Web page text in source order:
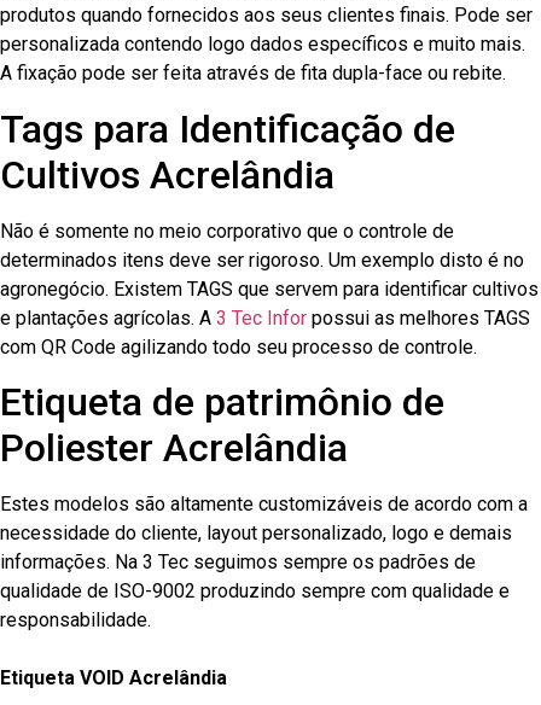
produtos quando fornecidos aos seus clientes finais. Pode ser
personalizada contendo logo dados específicos e muito mais.
A fixação pode ser feita através de fita dupla-face ou rebite.
Tags para Identificação de
Cultivos Acrelândia
Não é somente no meio corporativo que o controle de
determinados itens deve ser rigoroso. Um exemplo disto é no
agronegócio. Existem TAGS que servem para identificar cultivos
e plantações agrícolas. A 3 Tec Infor possui as melhores TAGS
com QR Code agilizando todo seu processo de controle.
Etiqueta de patrimônio de
Poliester Acrelândia
Estes modelos são altamente customizáveis de acordo com a
necessidade do cliente, layout personalizado, logo e demais
informações. Na 3 Tec seguimos sempre os padrões de
qualidade de ISO-9002 produzindo sempre com qualidade e
responsabilidade.
Etiqueta VOID Acrelândia